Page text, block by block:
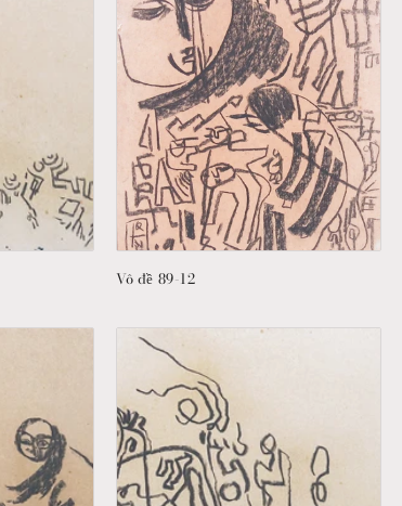
Vô đề 89-12